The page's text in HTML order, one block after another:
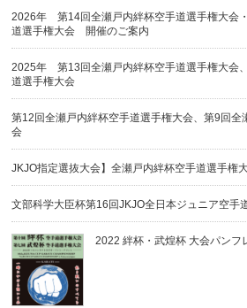
2026年 第14回全瀬戸内絆杯空手道選手権大会
道選手権大会 開催のご案内
2025年 第13回全瀬戸内絆杯空手道選手権大会
道選手権大会
第12回全瀬戸内絆杯空手道選手権大会、第9回全
会
JKJO指定選抜大会】全瀬戸内絆杯空手道選手権
文部科学大臣杯第16回JKJO全日本ジュニア空手
2022 絆杯・武煌杯 大会パンフ